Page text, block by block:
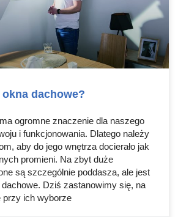
dachowe?
ogromne znaczenie dla naszego
i funkcjonowania. Dlatego należy
aby do jego wnętrza docierało jak
promieni. Na zbyt duże
są szczególnie poddasza, ale jest
Dziś zastanowimy się, na
przy ich wyborze